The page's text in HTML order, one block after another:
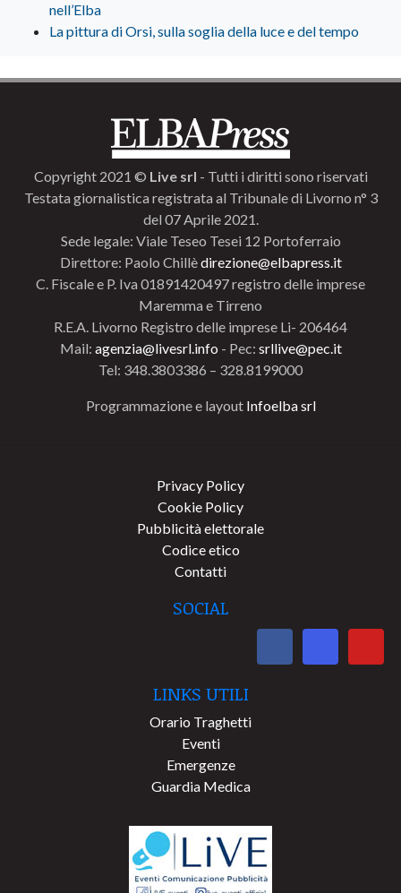
nell’Elba
La pittura di Orsi, sulla soglia della luce e del tempo
Copyright 2021 © Live srl - Tutti i diritti sono riservati
Testata giornalistica registrata al Tribunale di Livorno n° 3
del 07 Aprile 2021.
Sede legale: Viale Teseo Tesei 12 Portoferraio
Direttore: Paolo Chillèdirezione@elbapress.it
C. Fiscale e P. Iva 01891420497 registro delle imprese
Maremma e Tirreno
R.E.A. Livorno Registro delle imprese Li- 206464
Mail: agenzia@livesrl.info - Pec: srllive@pec.it
Tel: 348.3803386 – 328.8199000
Programmazione e layout Infoelba srl
Privacy Policy
Cookie Policy
Pubblicità elettorale
Codice etico
Contatti
SOCIAL
LINKS UTILI
Orario Traghetti
Eventi
Emergenze
Guardia Medica